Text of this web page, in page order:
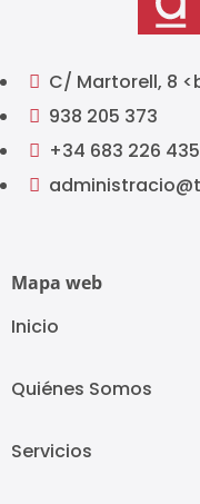
 C/ Martorell, 8
 938 205 373
 +34 683 226 435

Mapa web
Inicio
Quiénes Somos
Servicios